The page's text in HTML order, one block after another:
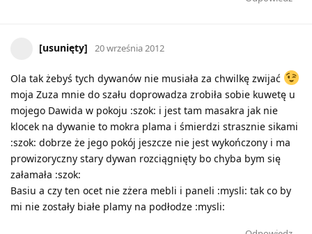
[usunięty] 20 września 2012
Ola tak żebyś tych dywanów nie musiała za chwilkę zwijać
moja Zuza mnie do szału doprowadza zrobiła sobie kuwetę u
mojego Dawida w pokoju :szok: i jest tam masakra jak nie
klocek na dywanie to mokra plama i śmierdzi strasznie sikami
:szok: dobrze że jego pokój jeszcze nie jest wykończony i ma
prowizoryczny stary dywan rozciągnięty bo chyba bym się
załamała :szok:
Basiu a czy ten ocet nie zżera mebli i paneli :mysli: tak co by
mi nie zostały białe plamy na podłodze :mysli: